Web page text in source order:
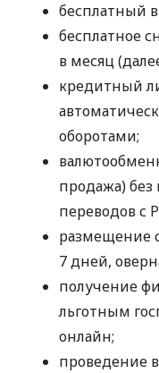
бесплатный
бесплатное
в месяц
кредитный
оборотами;
продажа)
переводов с
размещение
7 дней,
получение
льготным
онлайн;
проведение